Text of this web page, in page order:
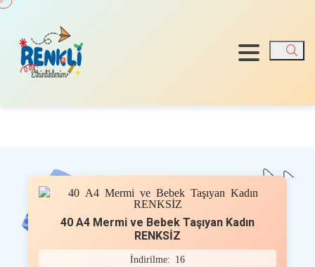
Ara
40 A4 Mermi ve Bebek Taşıyan Kadın
RENKSİZ
İndirilme: 16